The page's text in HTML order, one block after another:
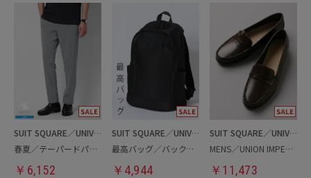
SUIT SQUARE／UNIVERSAL LANGUAGE
春夏／テーパードパンツ
￥ 6,152
SUIT SQUARE／UNIVERSAL LANGUAGE
最高バッグ／バックパック
￥ 4,944
SUIT SQUARE／UNIVERSAL LANGUAGE
MENS／UNION IMPERIAL監修／コインローファー
￥ 11,473